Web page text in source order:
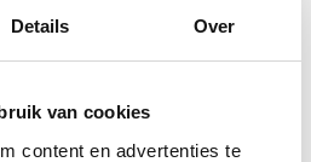
Details Over
van cookies
content en advertenties te